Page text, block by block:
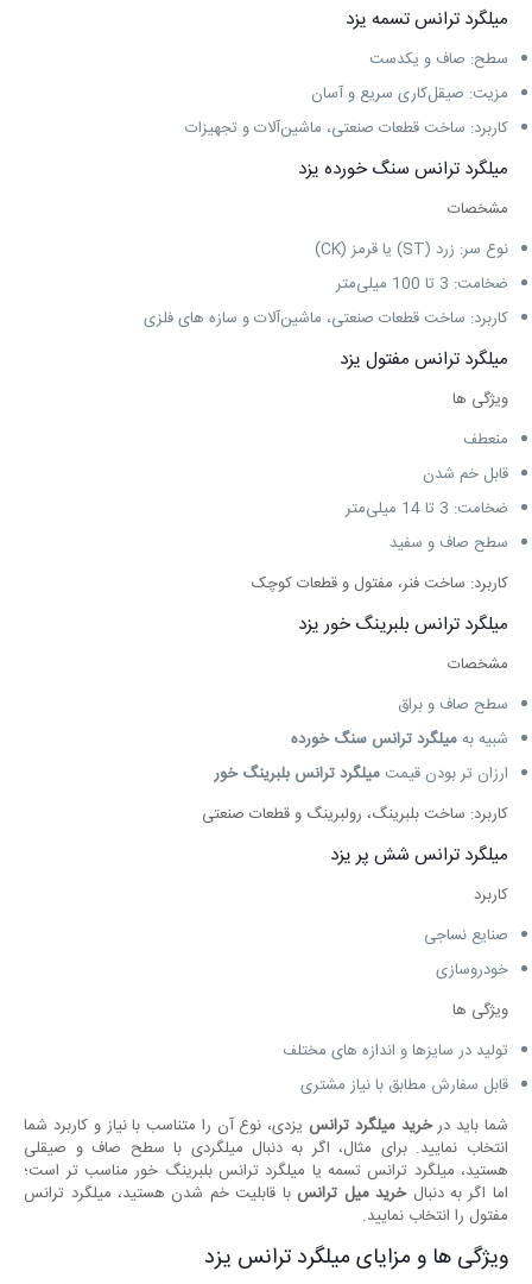
میلگرد ترانس تسمه یزد
سطح: صاف و یکدست
مزیت: صیقل‌کاری سریع و آسان
کاربرد: ساخت قطعات صنعتی، ماشین‌آلات و تجهیزات
میلگرد ترانس سنگ خورده یزد
مشخصات
نوع سر: زرد (ST) یا قرمز (CK)
ضخامت: 3 تا 100 میلی‌متر
کاربرد: ساخت قطعات صنعتی، ماشین‌آلات و سازه‌ های فلزی
میلگرد ترانس مفتول یزد
ویژگی ‌ها
منعطف
قابل خم شدن
ضخامت: 3 تا 14 میلی‌متر
سطح صاف و سفید
کاربرد: ساخت فنر، مفتول و قطعات کوچک
میلگرد ترانس بلبرینگ خور یزد
مشخصات
سطح صاف و براق
شبیه بهمیلگرد ترانس سنگ خورده
ارزان تر بودن قیمتمیلگرد ترانس بلبرینگ خور
کاربرد: ساخت بلبرینگ، رولبرینگ و قطعات صنعتی
میلگرد ترانس شش پر یزد
کاربرد
صنایع نساجی
خودروسازی
ویژگی‌ ها
تولید در سایزها و اندازه‌ های مختلف
قابل سفارش مطابق با نیاز مشتری
شما باید درخرید میلگرد ترانس یزدی، نوع آن را متناسب با نیاز و کاربرد شما
انتخاب نمایید. برای مثال، اگر به دنبال میلگردی با سطح صاف و صیقلی
هستید، میلگرد ترانس تسمه یا میلگرد ترانس بلبرینگ خور مناسب ‌تر است؛
اما اگر به دنبالخرید میل ترانس با قابلیت خم شدن هستید، میلگرد ترانس
مفتول را انتخاب نمایید.
ویژگی ‌ها و مزایای میلگرد ترانس یزد